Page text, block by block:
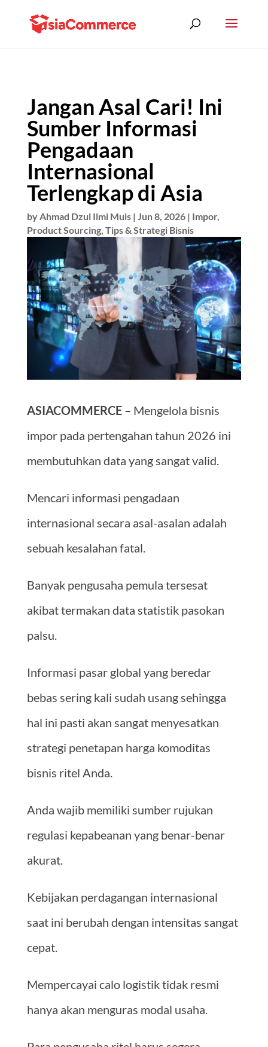
Jangan Asal Cari! Ini
Sumber Informasi
Pengadaan
Internasional
Terlengkap di Asia
byAhmad Dzul Ilmi Muis| Jun 8, 2026| Impor,
Product Sourcing, Tips & Strategi Bisnis
ASIACOMMERCE – Mengelola bisnis
impor pada pertengahan tahun 2026 ini
membutuhkan data yang sangat valid.
Mencari informasi pengadaan
internasional secara asal-asalan adalah
sebuah kesalahan fatal.
Banyak pengusaha pemula tersesat
akibat termakan data statistik pasokan
palsu.
Informasi pasar global yang beredar
bebas sering kali sudah usang sehingga
hal ini pasti akan sangat menyesatkan
strategi penetapan harga komoditas
bisnis ritel Anda.
Anda wajib memiliki sumber rujukan
regulasi kepabeanan yang benar-benar
akurat.
Kebijakan perdagangan internasional
saat ini berubah dengan intensitas sangat
cepat.
Mempercayai calo logistik tidak resmi
hanya akan menguras modal usaha.